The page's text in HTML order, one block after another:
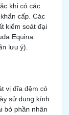
khi có các
cấp. Các
kiểm soát đại
Equina
lưu ý).
vị đĩa đệm có
sử dụng kính
bỏ phần nhân